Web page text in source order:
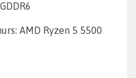
AMD Ryzen 5 5500